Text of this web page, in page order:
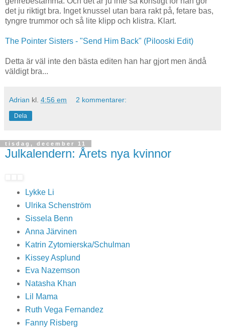
det ju riktigt bra. Inget knussel utan bara rakt på, fetare bas,
tyngre trummor och så lite klipp och klistra. Klart.
The Pointer Sisters - "Send Him Back" (Pilooski Edit)
Detta är väl inte den bästa editen han har gjort men ändå
väldigt bra...
Adrian kl. 4:56 em 2 kommentarer:
Dela
tisdag, december 11
Julkalendern: Årets nya kvinnor
Lykke Li
Ulrika Schenström
Sissela Benn
Anna Järvinen
Katrin Zytomierska/Schulman
Kissey Asplund
Eva Nazemson
Natasha Khan
Lil Mama
Ruth Vega Fernandez
Fanny Risberg